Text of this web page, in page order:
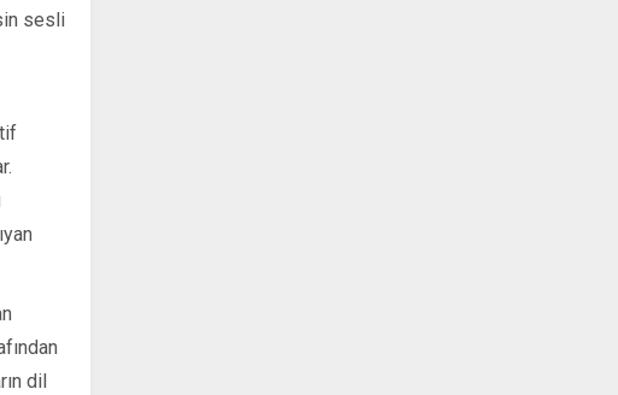
sesli
dil